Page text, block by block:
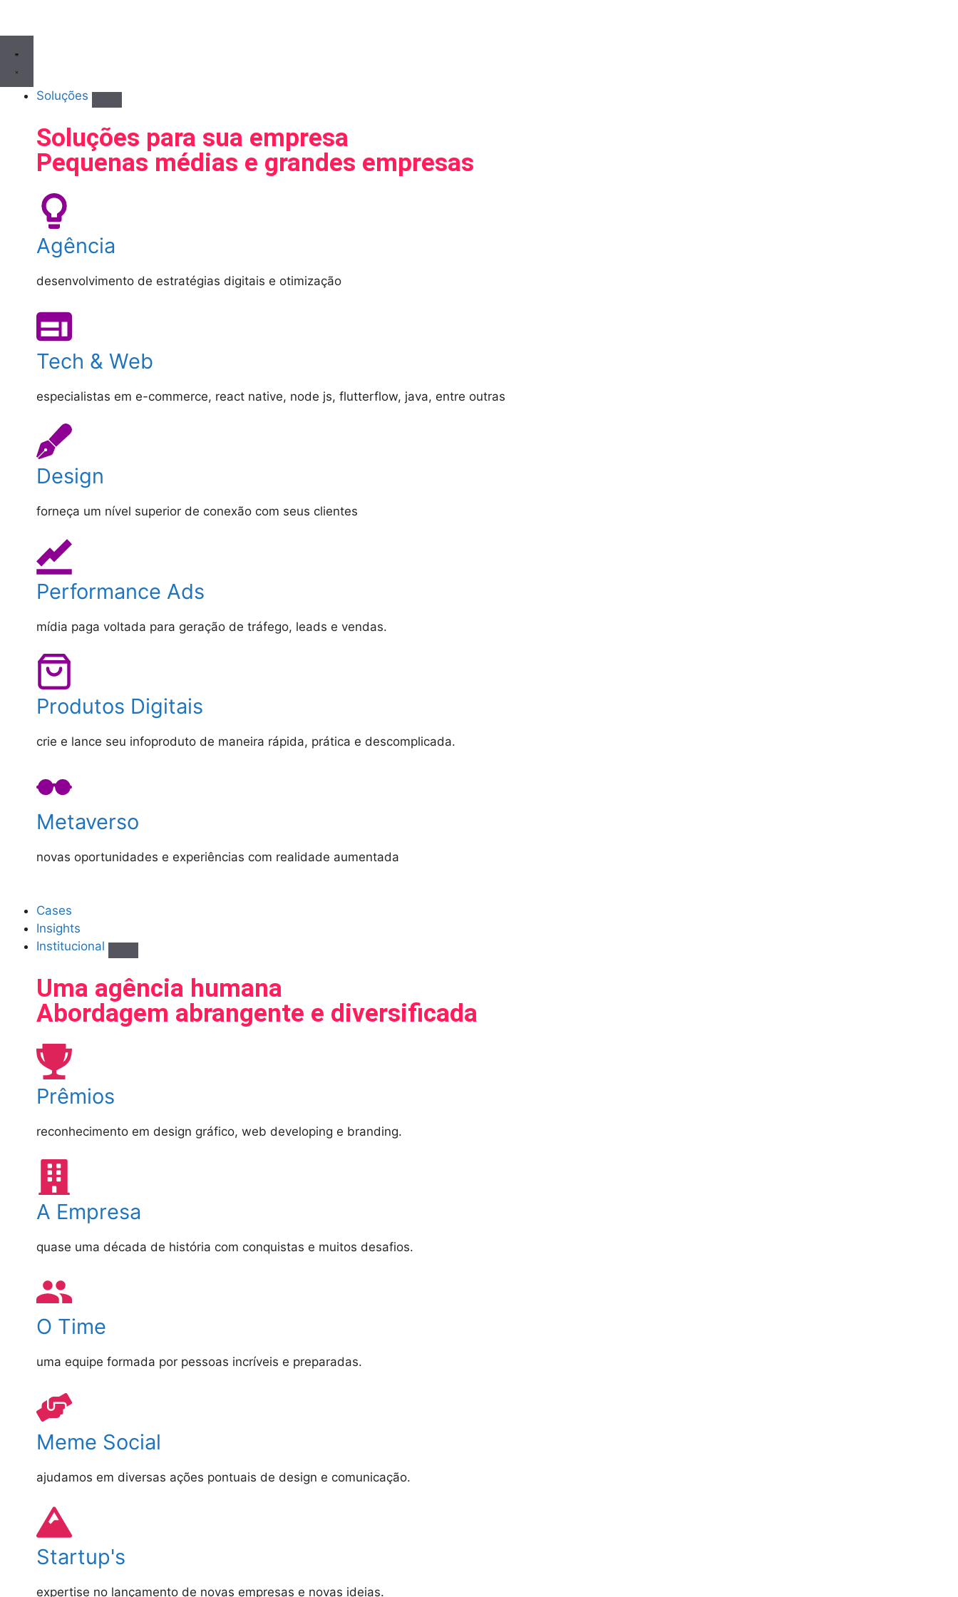
Soluções
Soluções para sua empresa
Pequenas médias e grandes empresas
Agência
desenvolvimento de estratégias digitais e otimização
Tech & Web
especialistas em e-commerce, react native, node js, flutterflow, java, entre outras
Design
forneça um nível superior de conexão com seus clientes
Performance Ads
mídia paga voltada para geração de tráfego, leads e vendas.
Produtos Digitais
crie e lance seu infoproduto de maneira rápida, prática e descomplicada.
Metaverso
novas oportunidades e experiências com realidade aumentada
Cases
Insights
Institucional
Uma agência humana
Abordagem abrangente e diversificada
Prêmios
reconhecimento em design gráfico, web developing e branding.
A Empresa
quase uma década de história com conquistas e muitos desafios.
O Time
uma equipe formada por pessoas incríveis e preparadas.
Meme Social
ajudamos em diversas ações pontuais de design e comunicação.
Startup's
expertise no lançamento de novas empresas e novas ideias.